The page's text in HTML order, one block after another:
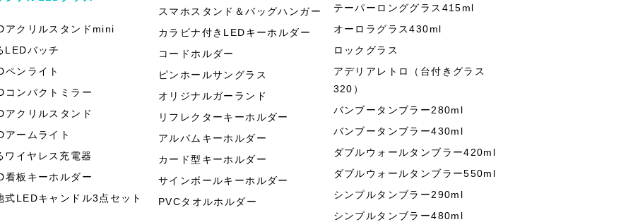
アクリルスタンドmini
LEDバッチ
ペンライト
コンパクトミラー
アクリルスタンド
アームライト
ワイヤレス充電器
看板キーホルダー
式LEDキャンドル3点セット
スマホスタンド＆バッグハンガー
カラビナ付きLEDキーホルダー
コードホルダー
ピンホールサングラス
オリジナルガーランド
リフレクターキーホルダー
アルバムキーホルダー
カード型キーホルダー
サインボールキーホルダー
PVCタオルホルダー
テーパーロンググラス415ml
オーロラグラス430ml
ロックグラス
アデリアレトロ（台付きグラス
320）
バンブータンブラー280ml
バンブータンブラー430ml
ダブルウォールタンブラー420ml
ダブルウォールタンブラー550ml
シンプルタンブラー290ml
シンプルタンブラー480ml